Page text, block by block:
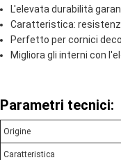
L'elevata durabilità
Caratteristica:
Perfetto per cornici
Migliora gli interni con
Parametri tecnici:
Origine
Caratteristica